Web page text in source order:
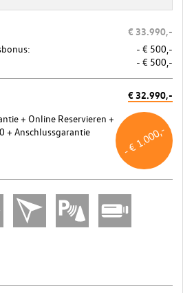
€ 33.990,-
- € 500,-
- € 500,-
€ 32.990,-
+ Online Reservieren +
+ Anschlussgarantie - € 1.000,-